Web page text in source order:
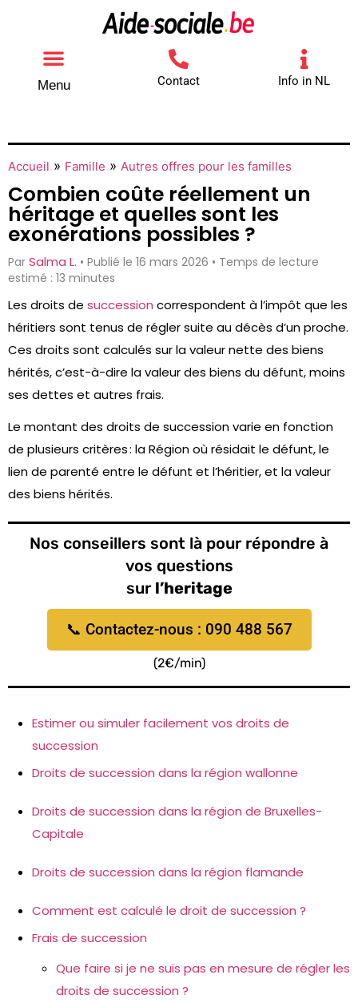
Menu Contact Info in NL
Accueil » Famille » Autres offres pour les familles
Combien coûte réellement un
héritage et quelles sont les
exonérations possibles ?
Par Salma L. • Publié le 16 mars 2026 • Temps de lecture
estimé : 13 minutes
Les droits de succession correspondent à l’impôt que les
héritiers sont tenus de régler suite au décès d’un proche.
Ces droits sont calculés sur la valeur nette des biens
hérités, c’est-à-dire la valeur des biens du défunt, moins
ses dettes et autres frais.
Le montant des droits de succession varie en fonction
de plusieurs critères : la Région où résidait le défunt, le
lien de parenté entre le défunt et l’héritier, et la valeur
des biens hérités.
Nos conseillers sont là pour répondre à
vos questions
sur l’heritage
📞 Contactez-nous : 090 488 567
(2€/min)
Estimer ou simuler facilement vos droits de
succession
Droits de succession dans la région wallonne
Droits de succession dans la région de Bruxelles-
Capitale
Droits de succession dans la région flamande
Comment est calculé le droit de succession ?
Frais de succession
Que faire si je ne suis pas en mesure de régler les
droits de succession ?